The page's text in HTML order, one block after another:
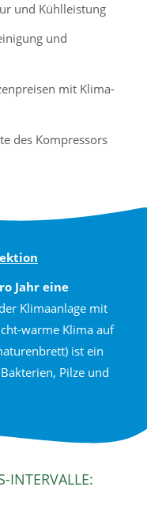
und Kühlleistung
und
mit Klima-
des Kompressors
Jahr eine
Klimaanlage mit
warme Klima auf
ist ein
Pilze und
INTERVALLE: